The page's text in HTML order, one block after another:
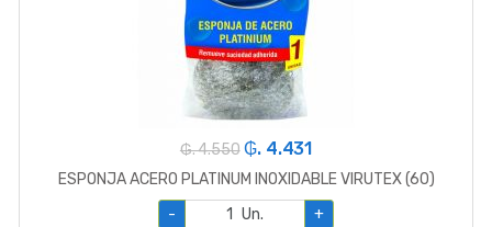
₲. 4.550 ₲. 4.431
ESPONJA ACERO PLATINUM INOXIDABLE VIRUTEX (60)
-
Un. +